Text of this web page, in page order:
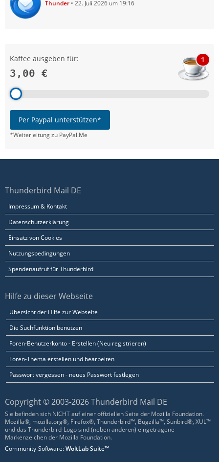
Thunder 22. Juli 2026 um 19:16
Kaffee ausgeben für:
3,00 €
1
Per Paypal unterstützen*
*Weiterleitung zu PayPal.Me
Thunderbird Mail DE
Impressum & Kontakt
Datenschutzerklärung
Einsatz von Cookies
Nutzungsbedingungen
Spendenaufruf für Thunderbird
Hilfe zu dieser Webseite
Übersicht der Hilfe zur Webseite
Die Suchfunktion benutzen
Foren-Benutzerkonto - Erstellen (Neu registrieren)
Foren-Thema erstellen und bearbeiten
Passwort vergessen - neues Passwort festlegen
Copyright © 2003-2026 Thunderbird Mail DE
Sie befinden sich NICHT auf einer offiziellen Seite der Mozilla Foundation.
Mozilla®, mozilla.org®, Firefox®, Thunderbird™, Bugzilla™, Sunbird®, XUL™
und das Thunderbird-Logo sind (neben anderen) eingetragene
Markenzeichen der Mozilla Foundation.
Community-Software:WoltLab Suite™